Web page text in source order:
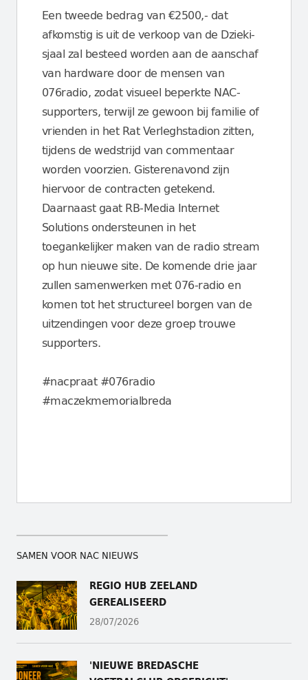
Een tweede bedrag van €2500,- dat
afkomstig is uit de verkoop van de Dzieki-
sjaal zal besteed worden aan de aanschaf
van hardware door de mensen van
076radio, zodat visueel beperkte NAC-
supporters, terwijl ze gewoon bij familie of
vrienden in het Rat Verleghstadion zitten,
tijdens de wedstrijd van commentaar
worden voorzien. Gisterenavond zijn
hiervoor de contracten getekend.
Daarnaast gaat RB-Media Internet
Solutions ondersteunen in het
toegankelijker maken van de radio stream
op hun nieuwe site. De komende drie jaar
zullen samenwerken met 076-radio en
komen tot het structureel borgen van de
uitzendingen voor deze groep trouwe
supporters.
#nacpraat #076radio
#maczekmemorialbreda
SAMEN VOOR NAC NIEUWS
REGIO HUB ZEELAND
GEREALISEERD
28/07/2026
'NIEUWE BREDASCHE